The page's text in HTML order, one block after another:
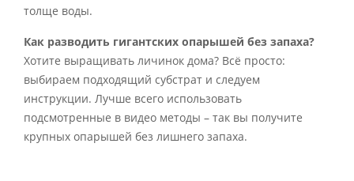
толще воды.
Как разводить гигантских опарышей без запаха?
Хотите выращивать личинок дома? Всё просто:
выбираем подходящий субстрат и следуем
инструкции. Лучше всего использовать
подсмотренные в видео методы – так вы получите
крупных опарышей без лишнего запаха.